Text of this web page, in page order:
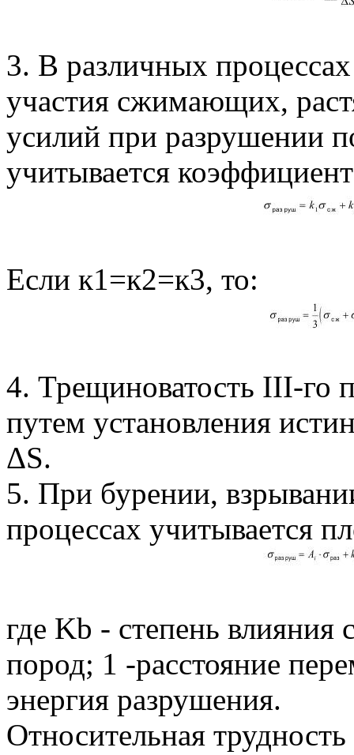
3. В различных
участия сжимающих,
усилий при разрушении
учитывается
Если к1=к2=к3, то:
4. Трещиноватость III-го
путем установления
ΔS.
5. При бурении,
процессах учитывается
где Kb - степень влияния
пород; 1 -расстояние
энергия разрушения.
Относительная